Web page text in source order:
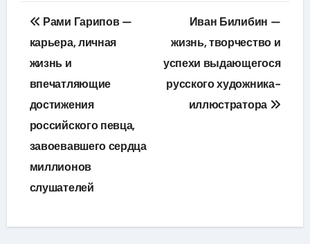
Навигация
по
записям
Рами Гарипов —
карьера, личная
жизнь и
впечатляющие
достижения
российского певца,
завоевавшего сердца
миллионов
слушателей
Иван Билибин —
жизнь, творчество и
успехи выдающегося
русского художника-
иллюстратора